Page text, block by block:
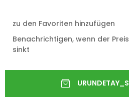
zu den Favoriten hinzufügen
Benachrichtigen, wenn der Preis
sinkt